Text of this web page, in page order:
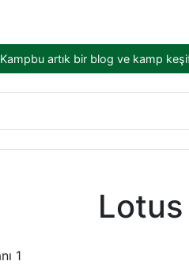
Kampbu artık bir blog ve kamp
Lotus